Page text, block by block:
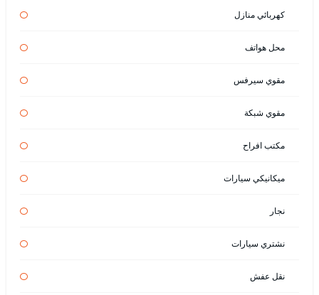
كهربائي منازل
محل هواتف
مقوي سيرفس
مقوي شبكة
مكتب افراح
ميكانيكي سيارات
نجار
نشتري سيارات
نقل عفش